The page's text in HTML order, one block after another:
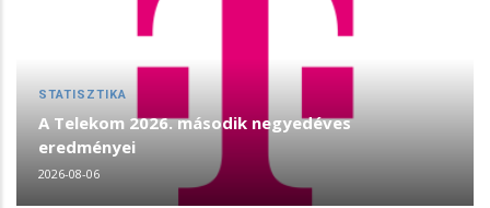
STATISZTIKA
A Telekom 2026. második negyedéves
eredményei
2026-08-06